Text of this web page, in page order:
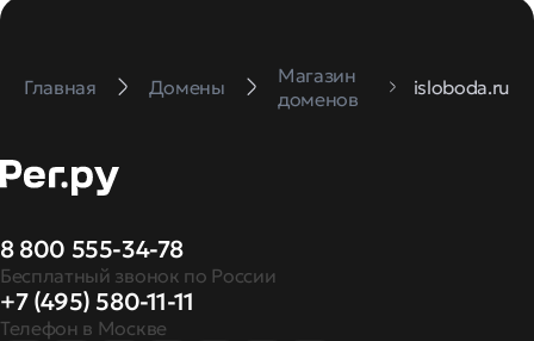
Главная Домены
Магазин
доменов
isloboda.ru
8 800 555-34-78
Бесплатный звонок по России
+7 (495) 580-11-11
Телефон в Москве